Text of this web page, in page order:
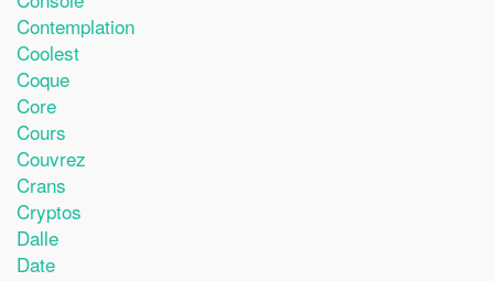
Contemplation
Coolest
Coque
Core
Cours
Couvrez
Crans
Cryptos
Dalle
Date